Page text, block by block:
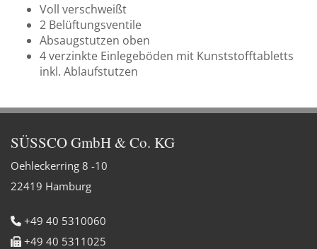
Voll verschweißt
2 Belüftungsventile
Absaugstutzen oben
4 verzinkte Einlegeböden mit Kunststofftabletts
inkl. Ablaufstutzen
SÜSSCO GmbH & Co. KG
Oehleckerring 8 -10
22419 Hamburg
 +49 40 5310060
 +49 40 5311025